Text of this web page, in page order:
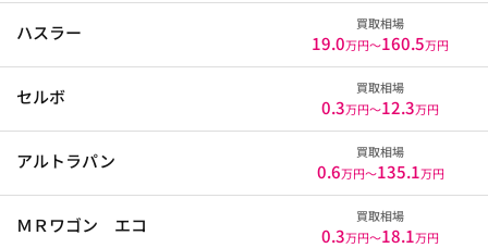
ハスラー 買取相場
19.0万円〜160.5万円
セルボ 買取相場
0.3万円〜12.3万円
アルトラパン 買取相場
0.6万円〜135.1万円
ＭＲワゴン エコ 買取相場
0.3万円〜18.1万円